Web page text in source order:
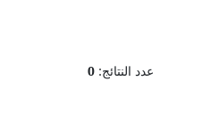
عدد النتائج: 0